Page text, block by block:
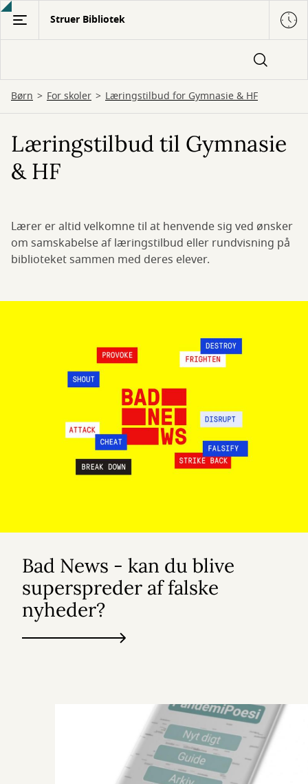
Gå
hovedindhold
Struer Bibliotek
Børn For skoler Læringstilbud for Gymnasie & HF
Læringstilbud til Gymnasie
& HF
Lærer er altid velkomne til at henvende sig ved ønsker
om samskabelse af læringstilbud eller rundvisning på
biblioteket sammen med deres elever.
Bad News - kan du blive
superspreder af falske
nyheder?